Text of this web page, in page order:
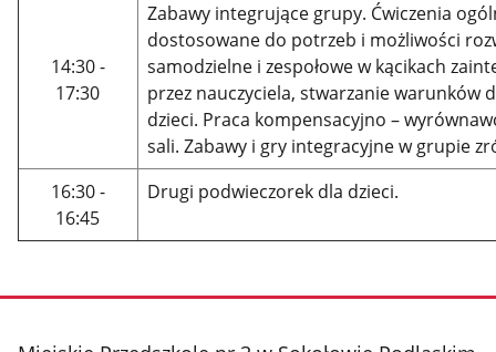
14:30 -
17:30
Zabawy integrujące grupy. Ćwiczenia
dostosowane do potrzeb i możliwości
samodzielne i zespołowe w kącikach
przez nauczyciela, stwarzanie
dzieci. Praca kompensacyjno –
sali. Zabawy i gry integracyjne w grupie
16:30 -
16:45
Drugi podwieczorek dla dzieci.